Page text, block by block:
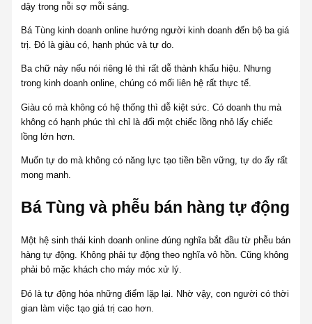
dậy trong nỗi sợ mỗi sáng.
Bá Tùng kinh doanh online hướng người kinh doanh đến bộ ba giá
trị. Đó là giàu có, hạnh phúc và tự do.
Ba chữ này nếu nói riêng lẻ thì rất dễ thành khẩu hiệu. Nhưng
trong kinh doanh online, chúng có mối liên hệ rất thực tế.
Giàu có mà không có hệ thống thì dễ kiệt sức. Có doanh thu mà
không có hạnh phúc thì chỉ là đổi một chiếc lồng nhỏ lấy chiếc
lồng lớn hơn.
Muốn tự do mà không có năng lực tạo tiền bền vững, tự do ấy rất
mong manh.
Bá Tùng và phễu bán hàng tự động
Một hệ sinh thái kinh doanh online đúng nghĩa bắt đầu từ phễu bán
hàng tự động. Không phải tự động theo nghĩa vô hồn. Cũng không
phải bỏ mặc khách cho máy móc xử lý.
Đó là tự động hóa những điểm lặp lại. Nhờ vậy, con người có thời
gian làm việc tạo giá trị cao hơn.